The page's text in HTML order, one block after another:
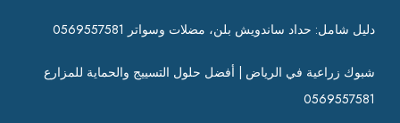
دليل شامل: حداد ساندويش بلن، مضلات وسواتر 0569557581
شبوك زراعية في الرياض | أفضل حلول التسييج والحماية للمزارع
0569557581